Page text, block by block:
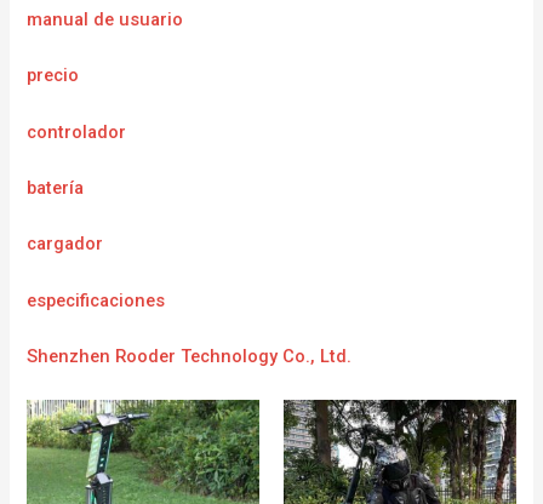
manual de usuario
precio
controlador
batería
cargador
especificaciones
Shenzhen Rooder Technology Co., Ltd.